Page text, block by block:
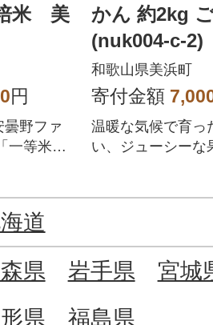
米 美
円
野ファ
一等米
かん 約2kg
(nuk004-c-2)
和歌山県美浜町
寄付金額
温暖な気候で育っ
い、ジューシーな
道
県 岩手県
宮城
県
福島県